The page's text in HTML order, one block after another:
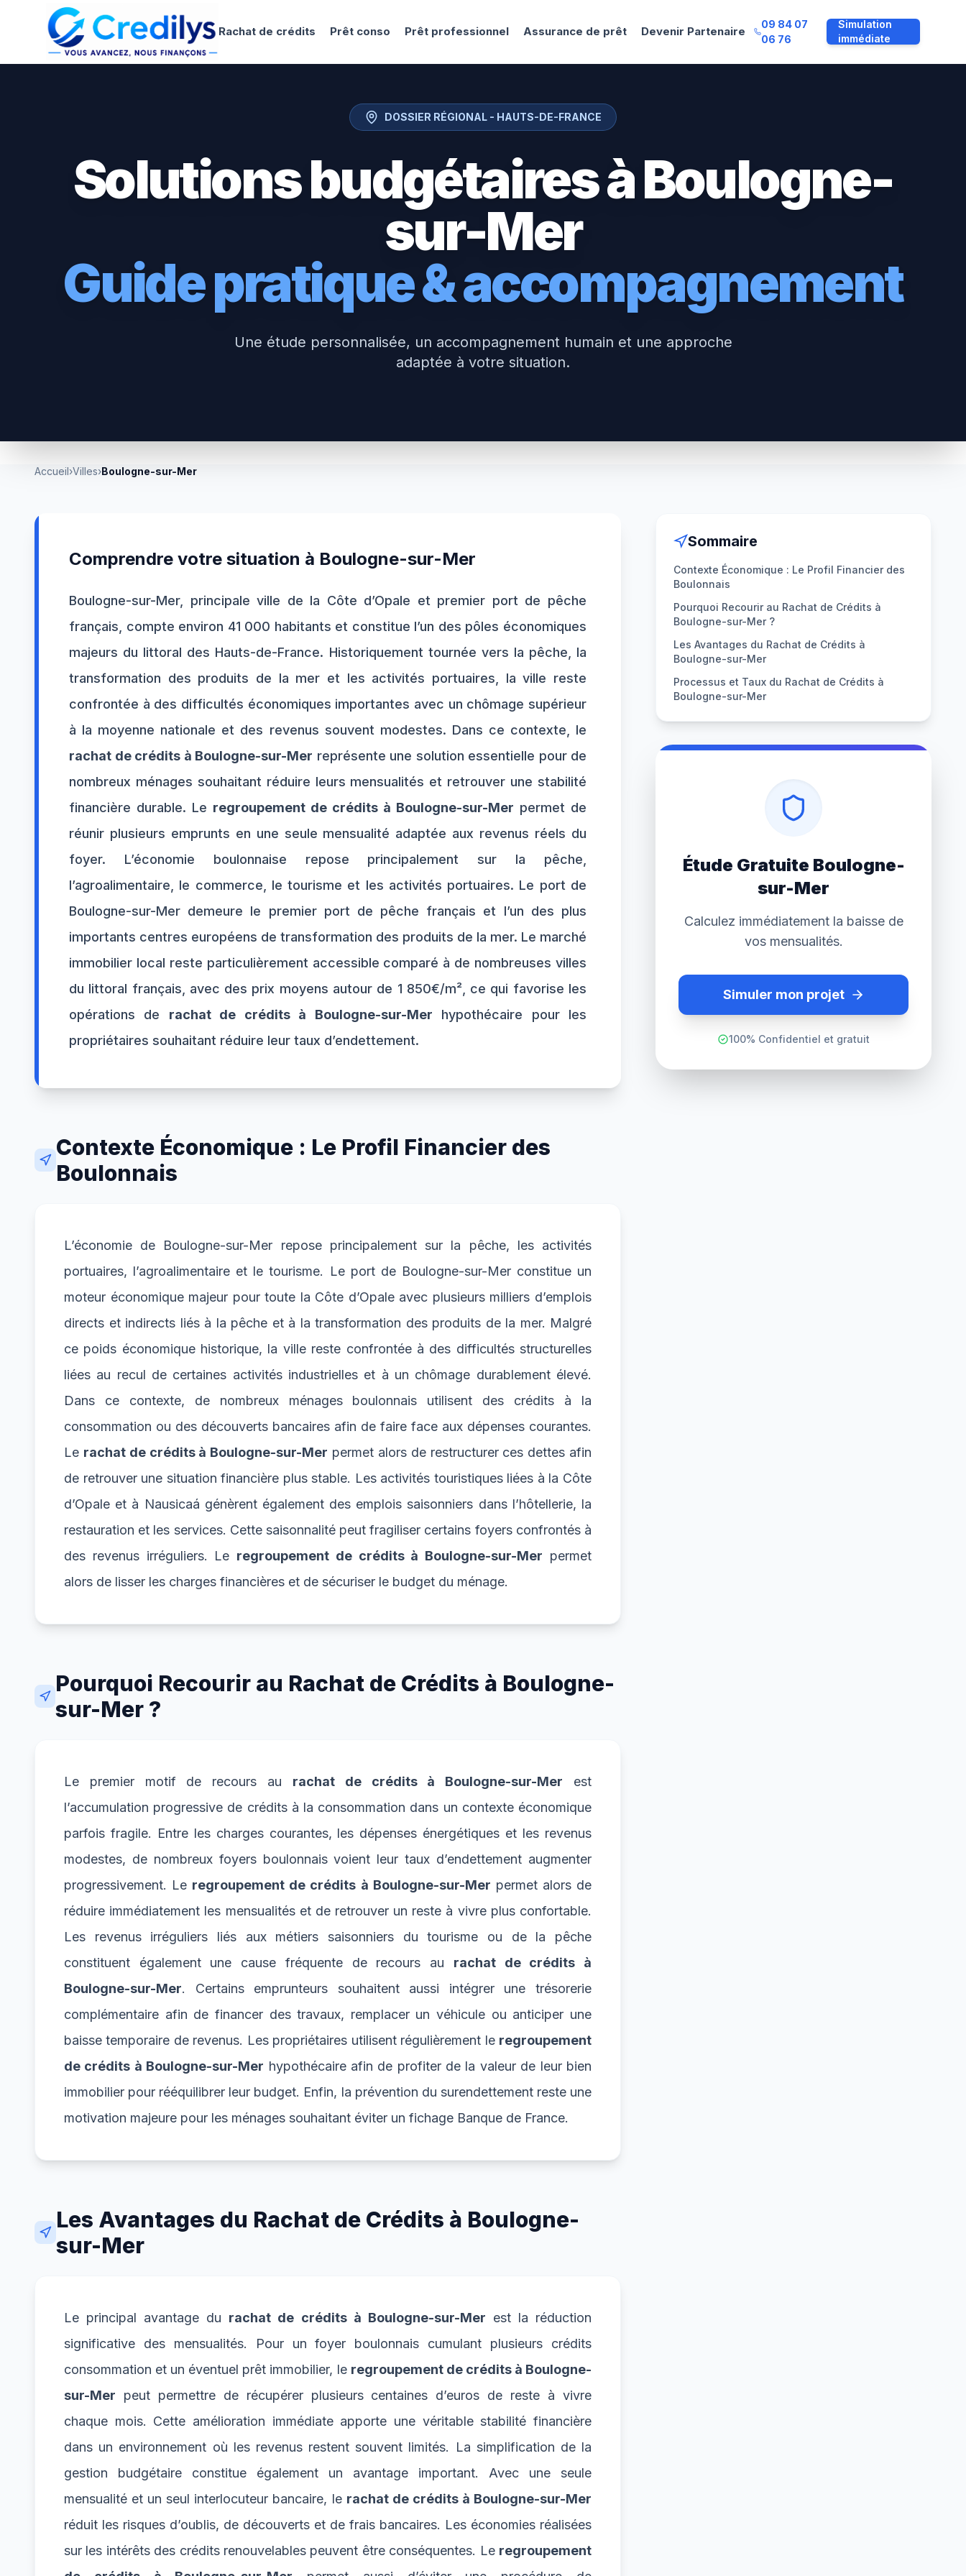
Rachat de crédits Prêt conso Prêt professionnel Assurance de prêt Devenir Partenaire
09 84 07
06 76
Simulation
immédiate
DOSSIER RÉGIONAL - HAUTS-DE-FRANCE
Solutions budgétaires àBoulogne-
sur-Mer
Guide pratique & accompagnement
Une étude personnalisée, un accompagnement humain et une approche
adaptée à votre situation.
Accueil›Villes›Boulogne-sur-Mer
Comprendre votre situation à Boulogne-sur-Mer
Boulogne-sur-Mer, principale ville de la Côte d’Opale et premier port de pêche
français, compte environ 41 000 habitants et constitue l’un des pôles économiques
majeurs du littoral des Hauts-de-France. Historiquement tournée vers la pêche, la
transformation des produits de la mer et les activités portuaires, la ville reste
confrontée à des difficultés économiques importantes avec un chômage supérieur
à la moyenne nationale et des revenus souvent modestes. Dans ce contexte, le
rachat de crédits à Boulogne-sur-Mer représente une solution essentielle pour de
nombreux ménages souhaitant réduire leurs mensualités et retrouver une stabilité
financière durable. Le regroupement de crédits à Boulogne-sur-Mer permet de
réunir plusieurs emprunts en une seule mensualité adaptée aux revenus réels du
foyer. L’économie boulonnaise repose principalement sur la pêche,
l’agroalimentaire, le commerce, le tourisme et les activités portuaires. Le port de
Boulogne-sur-Mer demeure le premier port de pêche français et l’un des plus
importants centres européens de transformation des produits de la mer. Le marché
immobilier local reste particulièrement accessible comparé à de nombreuses villes
du littoral français, avec des prix moyens autour de 1 850€/m², ce qui favorise les
opérations de rachat de crédits à Boulogne-sur-Mer hypothécaire pour les
propriétaires souhaitant réduire leur taux d’endettement.
Contexte Économique : Le Profil Financier des
Boulonnais
L’économie de Boulogne-sur-Mer repose principalement sur la pêche, les activités
portuaires, l’agroalimentaire et le tourisme. Le port de Boulogne-sur-Mer constitue un
moteur économique majeur pour toute la Côte d’Opale avec plusieurs milliers d’emplois
directs et indirects liés à la pêche et à la transformation des produits de la mer. Malgré
ce poids économique historique, la ville reste confrontée à des difficultés structurelles
liées au recul de certaines activités industrielles et à un chômage durablement élevé.
Dans ce contexte, de nombreux ménages boulonnais utilisent des crédits à la
consommation ou des découverts bancaires afin de faire face aux dépenses courantes.
Le rachat de crédits à Boulogne-sur-Mer permet alors de restructurer ces dettes afin
de retrouver une situation financière plus stable. Les activités touristiques liées à la Côte
d’Opale et à Nausicaá génèrent également des emplois saisonniers dans l’hôtellerie, la
restauration et les services. Cette saisonnalité peut fragiliser certains foyers confrontés à
des revenus irréguliers. Le regroupement de crédits à Boulogne-sur-Mer permet
alors de lisser les charges financières et de sécuriser le budget du ménage.
Pourquoi Recourir au Rachat de Crédits à Boulogne-
sur-Mer ?
Le premier motif de recours au rachat de crédits à Boulogne-sur-Mer est
l’accumulation progressive de crédits à la consommation dans un contexte économique
parfois fragile. Entre les charges courantes, les dépenses énergétiques et les revenus
modestes, de nombreux foyers boulonnais voient leur taux d’endettement augmenter
progressivement. Le regroupement de crédits à Boulogne-sur-Mer permet alors de
réduire immédiatement les mensualités et de retrouver un reste à vivre plus confortable.
Les revenus irréguliers liés aux métiers saisonniers du tourisme ou de la pêche
constituent également une cause fréquente de recours au rachat de crédits à
Boulogne-sur-Mer. Certains emprunteurs souhaitent aussi intégrer une trésorerie
complémentaire afin de financer des travaux, remplacer un véhicule ou anticiper une
baisse temporaire de revenus. Les propriétaires utilisent régulièrement le regroupement
de crédits à Boulogne-sur-Mer hypothécaire afin de profiter de la valeur de leur bien
immobilier pour rééquilibrer leur budget. Enfin, la prévention du surendettement reste une
motivation majeure pour les ménages souhaitant éviter un fichage Banque de France.
Les Avantages du Rachat de Crédits à Boulogne-
sur-Mer
Le principal avantage du rachat de crédits à Boulogne-sur-Mer est la réduction
significative des mensualités. Pour un foyer boulonnais cumulant plusieurs crédits
consommation et un éventuel prêt immobilier, le regroupement de crédits à Boulogne-
sur-Mer peut permettre de récupérer plusieurs centaines d’euros de reste à vivre
chaque mois. Cette amélioration immédiate apporte une véritable stabilité financière
dans un environnement où les revenus restent souvent limités. La simplification de la
gestion budgétaire constitue également un avantage important. Avec une seule
mensualité et un seul interlocuteur bancaire, le rachat de crédits à Boulogne-sur-Mer
réduit les risques d’oublis, de découverts et de frais bancaires. Les économies réalisées
sur les intérêts des crédits renouvelables peuvent être conséquentes. Le regroupement
Sommaire
Contexte Économique : Le Profil Financier des
Boulonnais
Pourquoi Recourir au Rachat de Crédits à
Boulogne-sur-Mer ?
Les Avantages du Rachat de Crédits à
Boulogne-sur-Mer
Processus et Taux du Rachat de Crédits à
Boulogne-sur-Mer
Étude Gratuite Boulogne-
sur-Mer
Calculez immédiatement la baisse de
vos mensualités.
Simuler mon projet
100% Confidentiel et gratuit